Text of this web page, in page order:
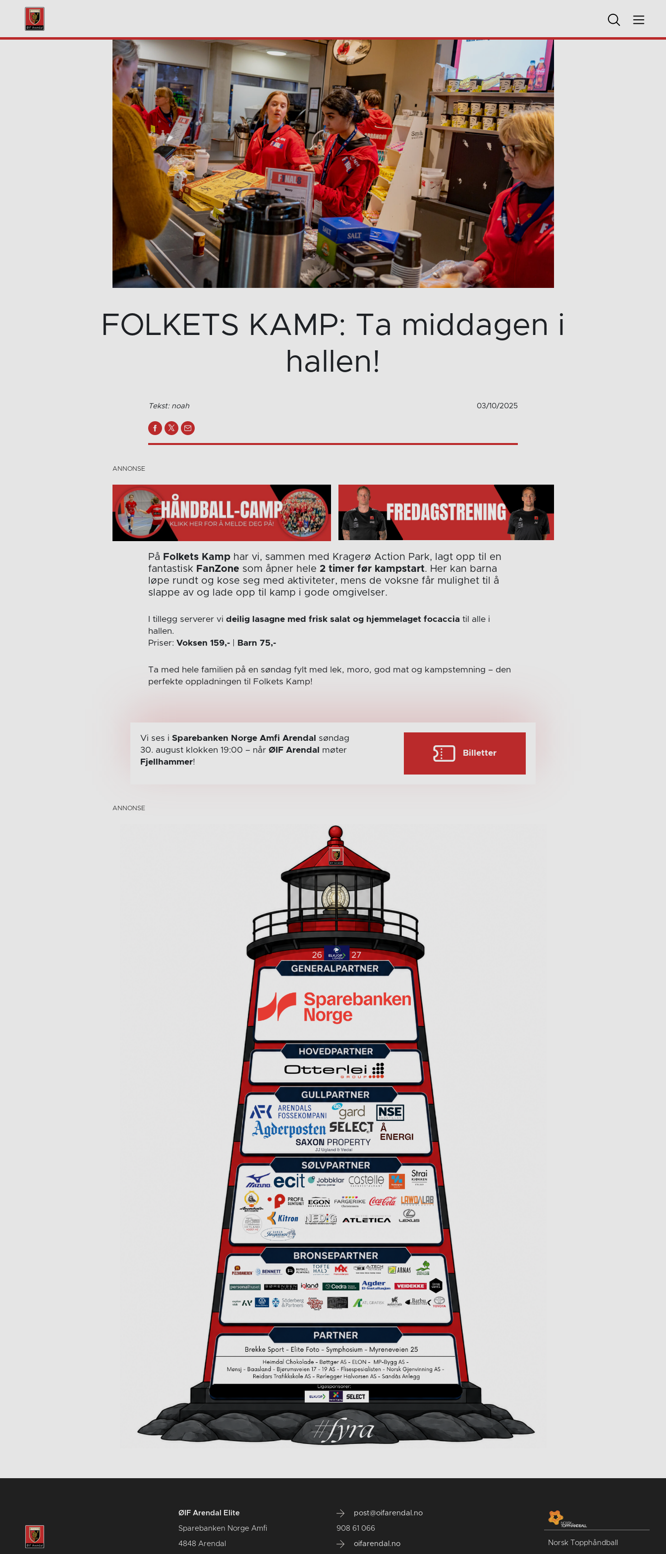
FOLKETS KAMP: Ta middagen i
hallen!
Tekst: noah 03/10/2025
På Folkets Kamp har vi, sammen med Kragerø Action Park, lagt opp til en
fantastisk FanZone som åpner hele2 timer før kampstart. Her kan barna
løpe rundt og kose seg med aktiviteter, mens de voksne får mulighet til å
slappe av og lade opp til kamp i gode omgivelser.
I tillegg serverer videilig lasagne med frisk salat og hjemmelaget focaccia til alle i
hallen.
Priser:Voksen 159,- Barn 75,-
Ta med hele familien på en søndag fylt med lek, moro, god mat og kampstemning – den
perfekte oppladningen til Folkets Kamp!
Vi ses i Sparebanken Norge Amfi Arendal
søndag
30. august klokken 19:00 – når ØIF Arendal
møter
Fjellhammer!
Billetter
ØIF Arendal Elite
Sparebanken Norge Amfi
4848 Arendal
post@oifarendal.no
908 61 066
oifarendal.no Norsk Topphåndball